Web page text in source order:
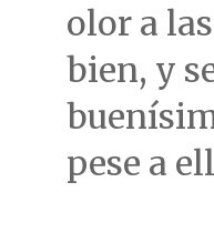
olor a
bien, y
pese a